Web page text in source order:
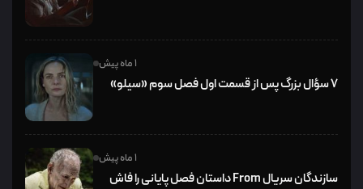
1 ماه پیش
۷ سؤال بزرگ پس از قسمت اول فصل سوم «سیلو»
1 ماه پیش
سازندگان سریال From داستان فصل پایانی را فاش